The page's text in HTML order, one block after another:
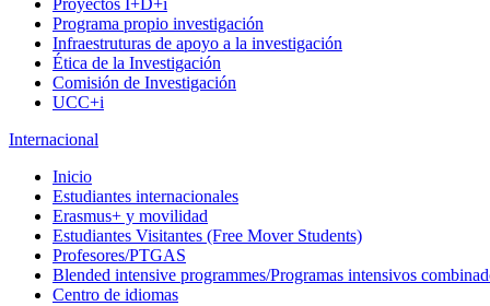
Proyectos I+D+i
Programa propio investigación
Infraestruturas de apoyo a la investigación
Ética de la Investigación
Comisión de Investigación
UCC+i
Internacional
Inicio
Estudiantes internacionales
Erasmus+ y movilidad
Estudiantes Visitantes (Free Mover Students)
Profesores/PTGAS
Blended intensive programmes/Programas intensivos
Centro de idiomas